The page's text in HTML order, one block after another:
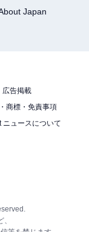
Japan
広告掲載
商標・免責事項
ニュースについて